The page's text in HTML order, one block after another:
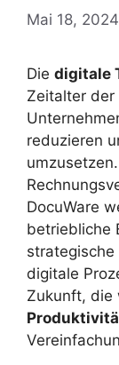
Mai 18, 2024
Die digitale
Zeitalter der
reduzieren
DocuWare
betriebliche
digitale
Zukunft, die